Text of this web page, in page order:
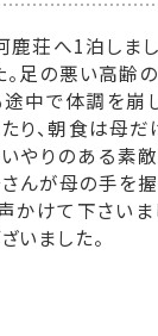
荘へ1泊しまし
。足の悪い高齢
途中で体調を崩
り、朝食は母
いやりのある素
んが母の手を
けて下さいま
いました。